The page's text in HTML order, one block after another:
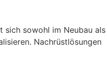
sich sowohl im Neubau als
Nachrüstlösungen